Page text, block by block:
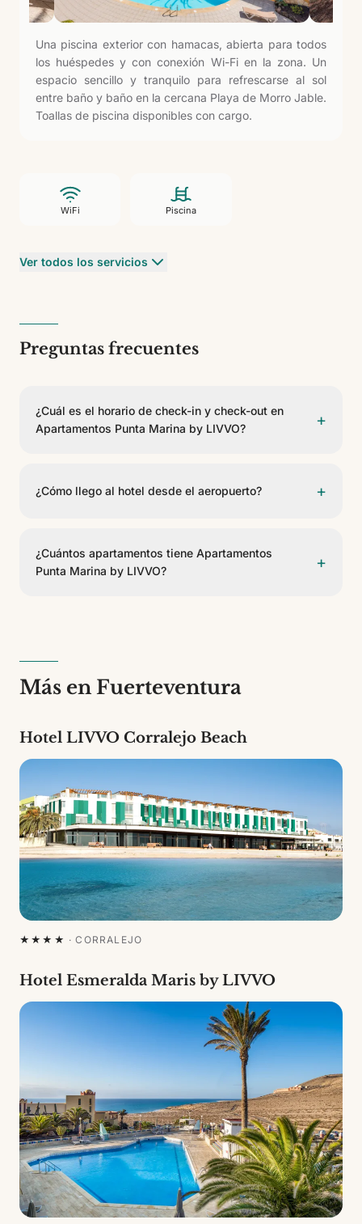
Una piscina exterior con hamacas, abierta para todos
los huéspedes y con conexión Wi-Fi en la zona. Un
espacio sencillo y tranquilo para refrescarse al sol
entre baño y baño en la cercana Playa de Morro Jable.
Toallas de piscina disponibles con cargo.
WiFi Piscina
Ver todos los servicios
Preguntas frecuentes
¿Cuál es el horario de check-in y check-out en
Apartamentos Punta Marina by LIVVO?
+
¿Cómo llego al hotel desde el aeropuerto? +
llegar en taxi, transfer privado o coche de alquiler.
¿Cuántos apartamentos tiene Apartamentos
Punta Marina by LIVVO?
+
Más en Fuerteventura
Hotel LIVVO Corralejo Beach
★★★★ ·CORRALEJO
Hotel Esmeralda Maris by LIVVO